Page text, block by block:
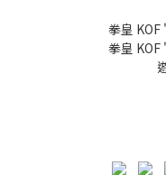
拳皇 KOF
拳皇 KOF